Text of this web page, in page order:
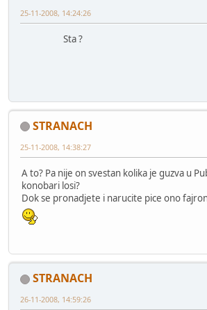
25-11-2008, 14:24:26
Sta ?
STRANACH
25-11-2008, 14:38:27
A to? Pa nije on svestan kolika je guzva u
konobari losi?
Dok se pronadjete i narucite pice ono
STRANACH
26-11-2008, 14:59:26